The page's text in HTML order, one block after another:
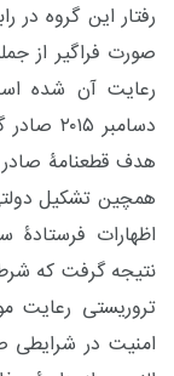
رفتار این گروه در
صورت فراگیر از
رعایت آن شده
هدف قطعنامۀ
همچین تشکیل
اظهارات
نتیجه گرفت که
امنیت در